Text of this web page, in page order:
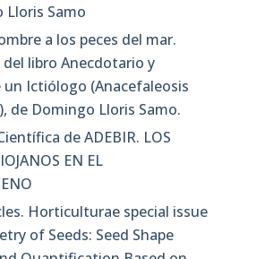
Lloris Samo
a los peces del mar.
libro Anecdotario y
un Ictiólogo (Anacefaleosis
de Domingo Lloris Samo.
de ADEBIR. LOS
EN EL
Horticulturae special issue
of Seeds: Seed Shape